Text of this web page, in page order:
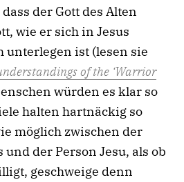
der Gott des Alten
wie er sich in Jesus
unterlegen ist (lesen sie
of the ‘Warrior
würden es klar so
halten hartnäckig so
möglich zwischen der
der Person Jesu, als ob
geschweige denn